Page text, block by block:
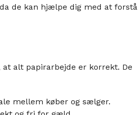
de kan hjælpe dig med at forstå
alt papirarbejde er korrekt. De
mellem køber og sælger.